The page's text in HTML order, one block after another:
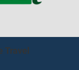
Travel